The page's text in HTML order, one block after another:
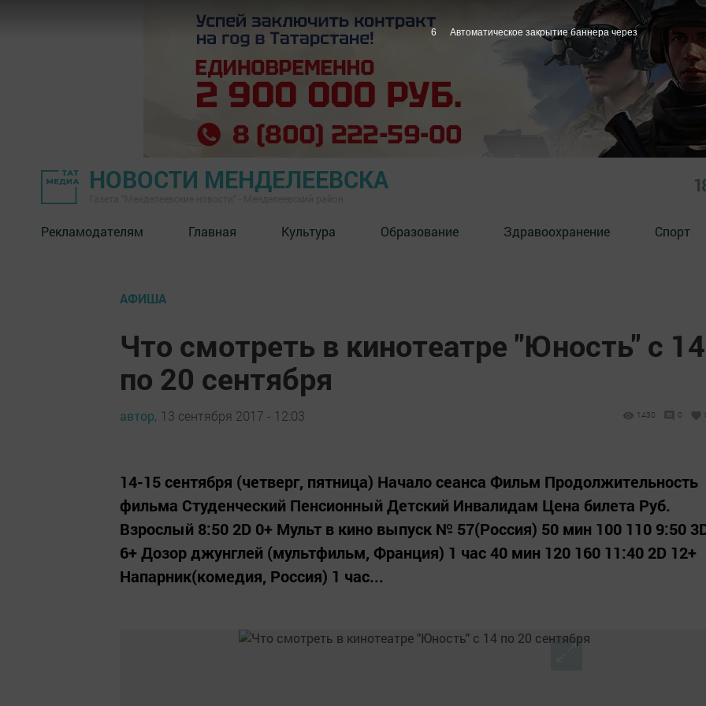
НОВОСТИ МЕНДЕЛЕЕВСКА
Рекламодателям Главная Культура Образование Здравоохранение Спорт
АФИША
Что смотреть в кинотеатре "Юность" с 14
по 20 сентября
автор, 13 сентября 2017 - 12:03 1430 0
14-15 сентября (четверг, пятница) Начало сеанса Фильм Продолжительность
фильма Студенческий Пенсионный Детский Инвалидам Цена билета Руб.
Взрослый 8:50 2D 0+ Мульт в кино выпуск № 57(Россия) 50 мин 100 110 9:50
6+ Дозор джунглей (мультфильм, Франция) 1 час 40 мин 120 160 11:40 2D 12+
Напарник(комедия, Россия) 1 час...
5 Автоматическое закрытие баннера через